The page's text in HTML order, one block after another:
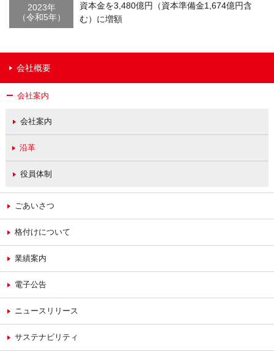
2023年
（令和5年）
資本金を3,480億円（資本準備金1,674億円含
む）に増額
会社概要
会社案内
会社案内
沿革
役員体制
ごあいさつ
格付けについて
業績案内
電子公告
ニュースリリース
サステナビリティ